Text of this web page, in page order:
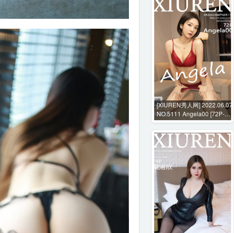
[XIUREN秀人网] 2022.06.07
NO.5111 Angela00 [72P-
670MB]